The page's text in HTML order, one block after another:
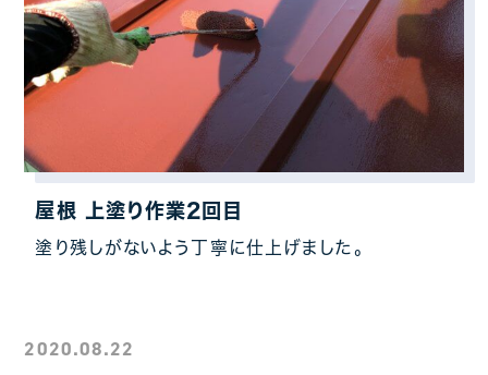
屋根 上塗り作業2回目
塗り残しがないよう丁寧に仕上げました。
2020.08.22